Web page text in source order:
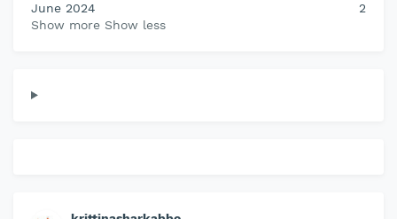
June 2024
2
Show more Show less